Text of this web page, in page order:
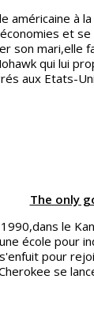
américaine à
et
son mari,elle
qui lui
aux Etats-
The only
le
école pour
pour
se